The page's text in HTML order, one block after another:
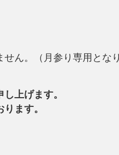
せん。（月参り専用とな
上げます。
ます。